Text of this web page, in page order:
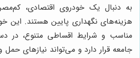
به دنبال یک خودروی اقتصادی،
هزینه‌های نگهداری پایین هستند. این
مناسب و شرایط اقساطی متنوع، در
جامعه قرار دارد و می‌تواند نیازهای